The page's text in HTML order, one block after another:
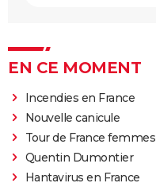
EN CE MOMENT
Incendies en France
Nouvelle canicule
Tour de France femmes
Quentin Dumontier
Hantavirus en France